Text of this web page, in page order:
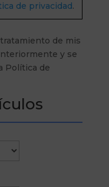
de privacidad.
de mis
y se
Política de